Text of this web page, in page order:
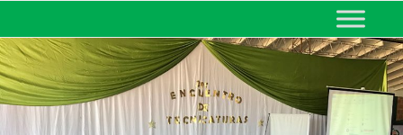
MINISTERIO DE EDUCACIÓN
DE CORRIENTES